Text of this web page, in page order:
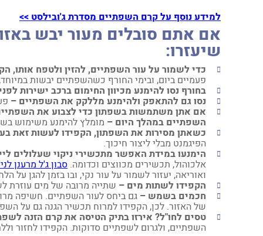
למידע נוסף על קרם השפתיים מסדרת ג'ובילסט >>
אם אתם סובלים מעור יבש
שיעזרו:
כדי לשמור על עור השפתיים, להזין ולטפח אותו,
פעמיים ביום, ובימי החורף כשהשפתיים יבשות
בחורף נסו להימנע מכיוון החימום ברכב ישירות
נסו גם להתאפק ולהימנע מללקק את השפתיים –
אם אתן משתמשות בשפתון כדי לצבוע את
השפתיים במהלך היום – מומלץ להימנע משימוש
כשאתן מסירות את השפתון, הקפידו לעשות זאת
הפיגמנט מבלי ליצור חיכוך.
הימנעו במידת האפשר מתכשירי ניקוי שעלולים
אלכוהול, תכשירים מכווצים וכדומה. סבון ג'ל מרענן
ואוריאה, יעזור לשמור על עור נקי, ובו בזמן להגן
הקפידו לשתות מים – שתייה מרובה של מים עוזרת
חכמים בשמש – גם ביחס לעור השפתיים. חשיפה
של האזור. לכן, הקפידו למרוח תכשיר הגנה גם על
טסים לחו"ל? אירזו בתיק הטיסה את קרם הזנה
השפתיים, ולגרום לשפתיים סדוקות. הקפידו לחזור